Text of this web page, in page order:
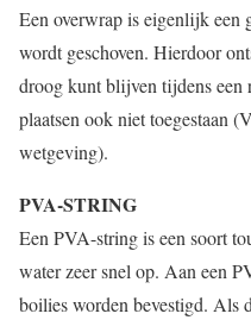
Een overwrap is eigenlijk een
wordt geschoven. Hierdoor
droog kunt blijven tijdens een
plaatsen ook niet toegestaan
wetgeving).
PVA-STRING
Een PVA-string is een soort
water zeer snel op. Aan een
boilies worden bevestigd. Als